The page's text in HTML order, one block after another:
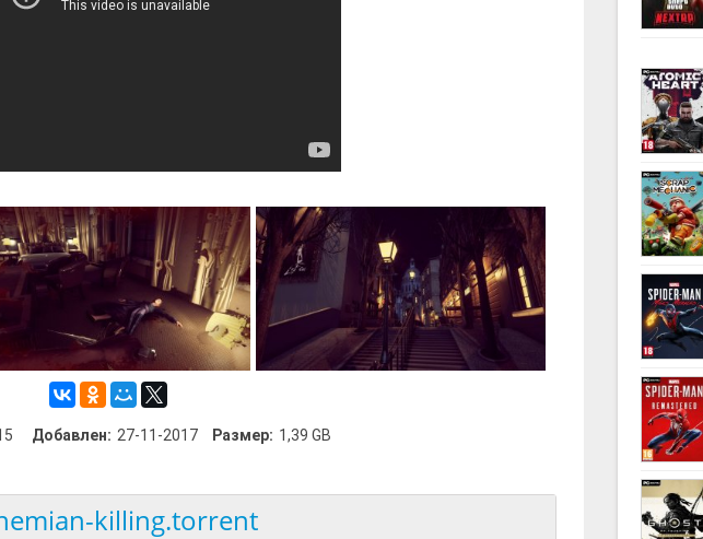
Добавлен: 27-11-2017 Размер: 1,39 GB
killing.torrent